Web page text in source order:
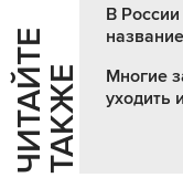
Ч
И
Т
АЙ
Т
Е
Т
А
К
ЖЕ
В
Многие
уходить